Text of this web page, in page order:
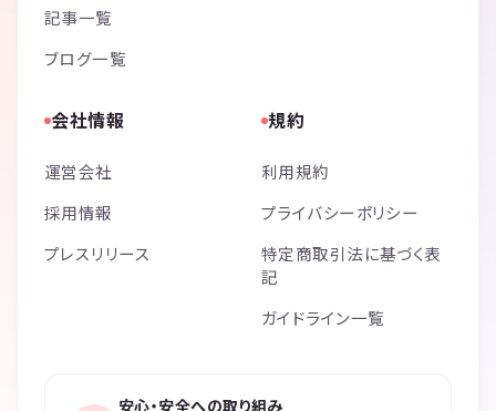
記事一覧
ブログ一覧
会社情報
運営会社
採用情報
プレスリリース
規約
利用規約
プライバシーポリシー
特定商取引法に基づく表
記
ガイドライン一覧
安心・安全への取り組み